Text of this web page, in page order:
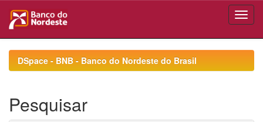
navigationDSpace - BNB - Banco do Nordeste do Brasil
Pesquisar